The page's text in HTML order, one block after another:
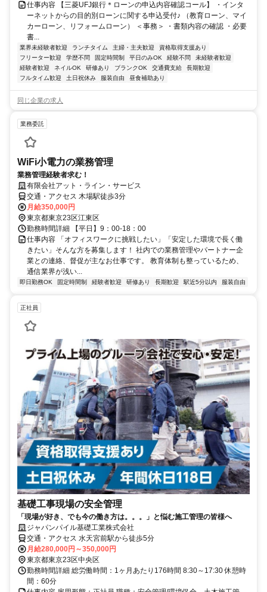
仕事内容 【三菱UFJ銀行＊ローンの申込内容確認コール】 ・インタ
ーネットからの目的別ローンに関する申込受付♪ （教育ローン、マイ
カーローン、リフォームローン） ＜事務＞ ・書類内容の確認 ・必要
書...
業界未経験者歓迎 ランチタイム 主婦・主夫歓迎
資格取得支援あり
フリーター歓迎
学歴不問 固定時間制 平日のみOK 経験不問
未経験者歓迎
経験者歓迎
ネイルOK 研修あり ブランクOK 交通費支給
長期歓迎
フルタイム歓迎
土日祝休み 服装自由 昼食補助あり
同じ企業の求人
業務委託
WiFi小電力の業務管理
業務管理経験者求む！
有限会社アット・ライン・サービス
交通・アクセス 木場駅徒歩3分
月給350,000円
東京都東京23区江東区
勤務時間詳細 【平日】9：00-18：00
仕事内容 「オフィスワークに挑戦したい」「安定した環境で長く働
きたい」そんな方を募集します！ 社内での業務管理やパートナー企
業との連絡、督促が主なお仕事です。 教育体制も整っているため、
通信業界が浅い...
即日勤務OK 固定時間制 経験者歓迎 研修あり 長期歓迎 駅近5分以内 服装自由
正社員
基礎工事現場の安全管理
「現場が好き、でも今の働き方は。。。」と悩む施工管理の皆様へ
ジャパンパイル基礎工業株式会社
交通・アクセス 水天宮前駅から徒歩5分
月給280,000円～350,000円
東京都東京23区中央区
勤務時間詳細 総労働時間：1ヶ月あたり176時間 8:30～17:30 休憩時
間：60分